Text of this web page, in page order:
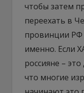
чтобы затем
переехать в
провинции РФ
именно. Если
россияне –
что многие